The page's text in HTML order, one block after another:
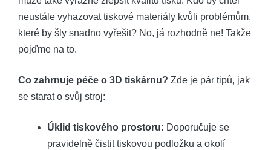
neustále vyhazovat tiskové materiály kvůli problémům,
které by šly snadno vyřešit? No, já rozhodně ne! Takže
pojďme na to.
Co zahrnuje péče o 3D tiskárnu? Zde je pár tipů, jak
se starat o svůj stroj:
Úklid tiskového prostoru: Doporučuje se
pravidelně čistit tiskovou podložku a okolí